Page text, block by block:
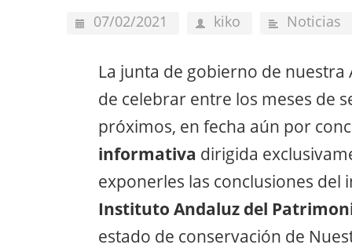
07/02/2021 kiko Noticias
La junta de gobierno de
de celebrar entre los meses de
próximos, en fecha aún por
informativa dirigida
exponerles las conclusiones
Instituto Andaluz del
estado de conservación de